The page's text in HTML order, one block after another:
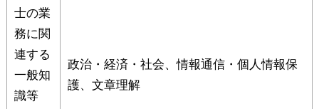
士の業
務に関
連する
一般知
識等
政治・経済・社会、情報通信・個人情報保
護、文章理解